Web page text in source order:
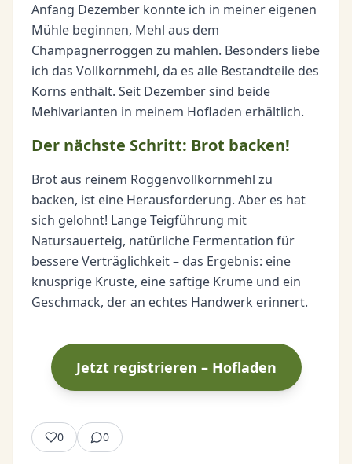
Anfang Dezember konnte ich in meiner eigenen
Mühle beginnen, Mehl aus dem
Champagnerroggen zu mahlen. Besonders liebe
ich das Vollkornmehl, da es alle Bestandteile des
Korns enthält. Seit Dezember sind beide
Mehlvarianten in meinem Hofladen erhältlich.
Der nächste Schritt: Brot backen!
Brot aus reinem Roggenvollkornmehl zu
backen, ist eine Herausforderung. Aber es hat
sich gelohnt! Lange Teigführung mit
Natursauerteig, natürliche Fermentation für
bessere Verträglichkeit – das Ergebnis: eine
knusprige Kruste, eine saftige Krume und ein
Geschmack, der an echtes Handwerk erinnert.
Jetzt registrieren – Hofladen
0 0